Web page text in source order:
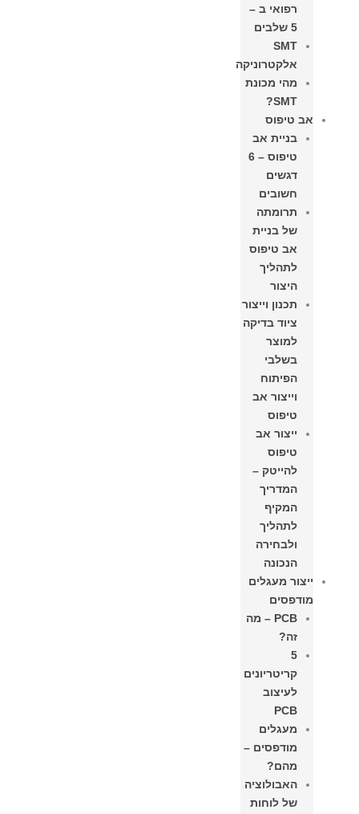
רפואי ב –
5 שלבים
SMT
אלקטרוניקה
מהי מכונת
SMT?
אב טיפוס
בניית אב
טיפוס – 6
דגשים
חשובים
תרומתה
של בניית
אב טיפוס
לתהליך
היצור​
תכנון וייצור
ציוד בדיקה
למוצר
בשלבי
הפיתוח
וייצור אב
טיפוס
ייצור אב
טיפוס
להייטק –
המדריך
המקיף
לתהליך
ולבחירה
הנכונה
ייצור מעגלים
מודפסים
PCB – מה
זה?
5
קריטריונים
לעיצוב
PCB
מעגלים
מודפסים –
מהם?
האבולוציה
של לוחות